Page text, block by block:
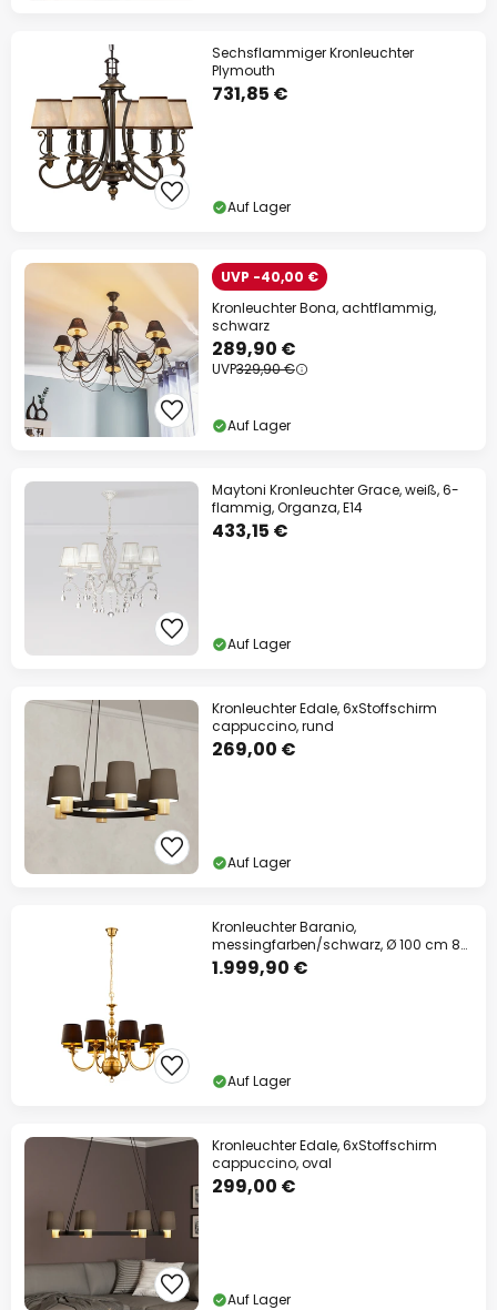
Sechsflammiger Kronleuchter
Plymouth
731,85 €
Auf Lager
UVP -40,00 €
Kronleuchter Bona, achtflammig,
schwarz
289,90 €
UVP329,90 €
Auf Lager
Maytoni Kronleuchter Grace, weiß, 6-
flammig, Organza, E14
433,15 €
Auf Lager
Kronleuchter Edale, 6xStoffschirm
cappuccino, rund
269,00 €
Auf Lager
Kronleuchter Baranio,
messingfarben/schwarz, Ø 100 cm 8-
flg.
1.999,90 €
Auf Lager
Kronleuchter Edale, 6xStoffschirm
cappuccino, oval
299,00 €
Auf Lager